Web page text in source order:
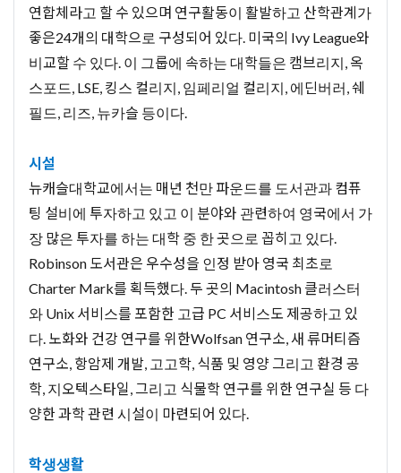
연합체라고 할 수 있으며 연구활동이 활발하고 산학관계가
좋은24개의 대학으로 구성되어 있다. 미국의 Ivy League와
비교할 수 있다. 이 그룹에 속하는 대학들은 캠브리지, 옥
스포드, LSE, 킹스 컬리지, 임페리얼 컬리지, 에딘버러, 쉐
필드, 리즈, 뉴카슬 등이다.
시설
뉴캐슬대학교에서는 매년 천만 파운드를 도서관과 컴퓨
팅 설비에 투자하고 있고 이 분야와 관련하여 영국에서 가
장 많은 투자를 하는 대학 중 한 곳으로 꼽히고 있다.
Robinson 도서관은 우수성을 인정 받아 영국 최초로
Charter Mark를 획득했다. 두 곳의 Macintosh 클러스터
와 Unix 서비스를 포함한 고급 PC 서비스도 제공하고 있
다. 노화와 건강 연구를 위한Wolfsan 연구소, 새 류머티즘
연구소, 항암제 개발, 고고학, 식품 및 영양 그리고 환경 공
학, 지오텍스타일, 그리고 식물학 연구를 위한 연구실 등 다
양한 과학 관련 시설이 마련되어 있다.
학생생활